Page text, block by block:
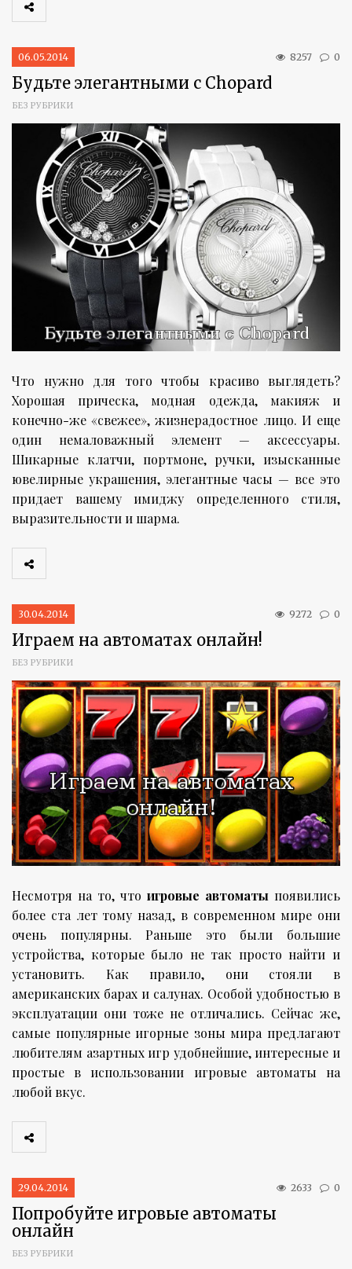
06.05.2014 8257 0
Будьте элегантными с Chopard
БЕЗ РУБРИКИ
Что нужно для того чтобы красиво выглядеть?
Хорошая прическа, модная одежда, макияж и
конечно-же «свежее», жизнерадостное лицо. И еще
один немаловажный элемент — аксессуары.
Шикарные клатчи, портмоне, ручки, изысканные
ювелирные украшения, элегантные часы — все это
придает вашему имиджу определенного стиля,
выразительности и шарма.
30.04.2014 9272 0
Играем на автоматах онлайн!
БЕЗ РУБРИКИ
Несмотря на то, что игровые автоматы появились
более ста лет тому назад, в современном мире они
очень популярны. Раньше это были большие
устройства, которые было не так просто найти и
установить. Как правило, они стояли в
американских барах и салунах. Особой удобностью в
эксплуатации они тоже не отличались. Сейчас же,
самые популярные игорные зоны мира предлагают
любителям азартных игр удобнейшие, интересные и
простые в использовании игровые автоматы на
любой вкус.
29.04.2014 2633 0
Попробуйте игровые автоматы
онлайн
БЕЗ РУБРИКИ